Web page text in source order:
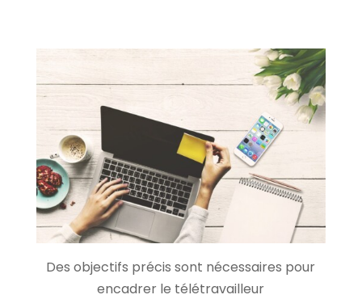
Des objectifs précis sont nécessaires pour
encadrer le télétravailleur